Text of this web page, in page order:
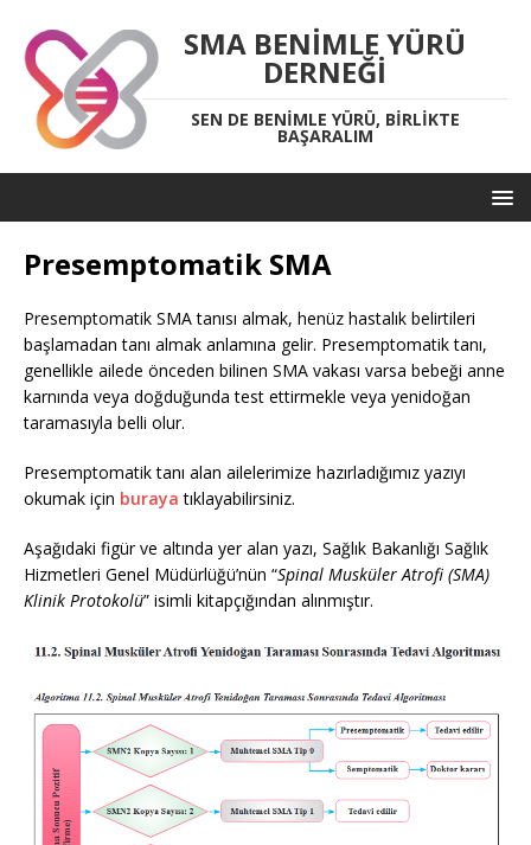
SMA BENIMLE YÜRÜ
DERNEĞI
SEN DE BENIMLE YÜRÜ, BIRLIKTE
BAŞARALIM
Presemptomatik SMA
Presemptomatik SMA tanısı almak, henüz hastalık belirtileri
başlamadan tanı almak anlamına gelir. Presemptomatik tanı,
genellikle ailede önceden bilinen SMA vakası varsa bebeği anne
karnında veya doğduğunda test ettirmekle veya yenidoğan
taramasıyla belli olur.
Presemptomatik tanı alan ailelerimize hazırladığımız yazıyı
okumak için buraya tıklayabilirsiniz.
Aşağıdaki figür ve altında yer alan yazı, Sağlık Bakanlığı Sağlık
Hizmetleri Genel Müdürlüğü’nün “Spinal Musküler Atrofi (SMA)
Klinik Protokolü” isimli kitapçığından alınmıştır.